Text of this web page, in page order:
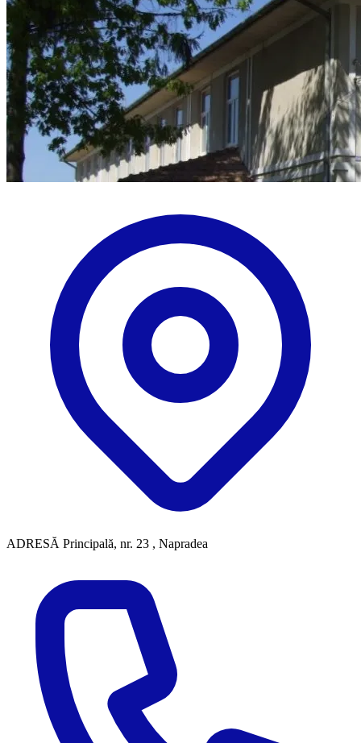
ADRESĂ Principală, nr. 23 , Napradea